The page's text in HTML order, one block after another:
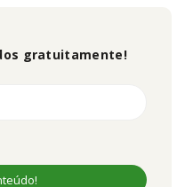
gratuitamente!